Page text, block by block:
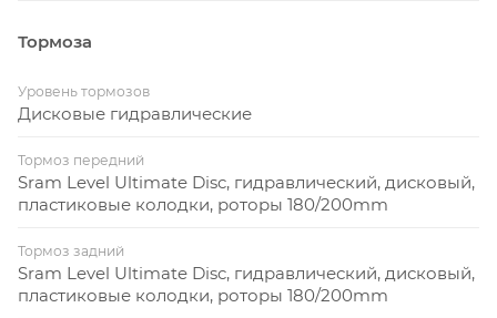
Тормоза
Уровень тормозов
Дисковые гидравлические
Тормоз передний
Sram Level Ultimate Disc, гидравлический, дисковый,
пластиковые колодки, роторы 180/200mm
Тормоз задний
Sram Level Ultimate Disc, гидравлический, дисковый,
пластиковые колодки, роторы 180/200mm